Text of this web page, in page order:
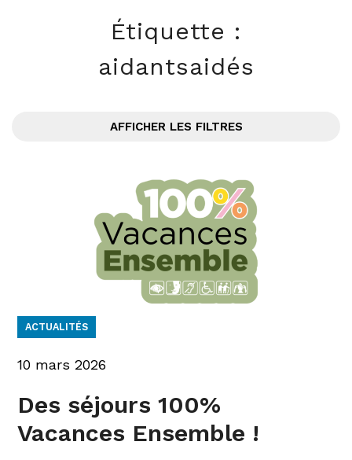
Étiquette :
aidantsaidés
AFFICHER LES FILTRES
ACTUALITÉS
10 mars 2026
Des séjours 100%
Vacances Ensemble !